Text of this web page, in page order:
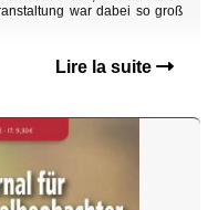
war dabei so groß
Lire la suite